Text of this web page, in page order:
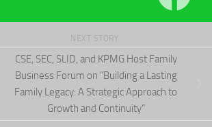
NEXT STORY
CSE, SEC, SLID, and KPMG Host Family
Business Forum on “Building a Lasting
Family Legacy: A Strategic Approach to
Growth and Continuity”